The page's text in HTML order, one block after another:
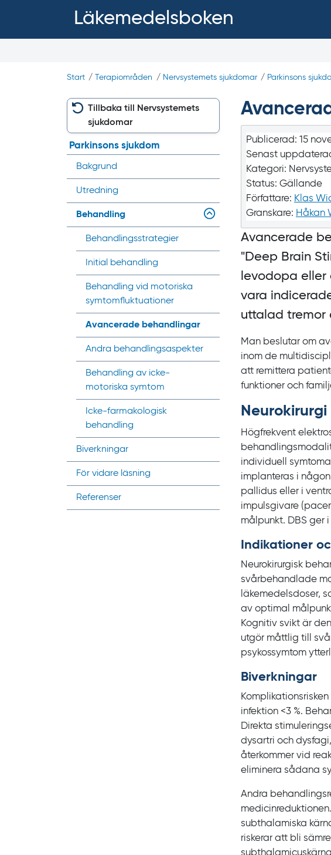
Läkemedelsboken
Start / Terapiområden / Nervsystemets sjukdomar / Parkinsons
Publicerad: 15
Senast
Kategori:
Status: Gällande
Författare: Klas
Granskare: Håkan
Avancerade
"Deep Brain
levodopa
vara
uttalad tremor
Man beslutar om
inom de
att remittera
funktioner och
Neurokirurgi
Högfrekvent
individuell
implanteras i
pallidus eller i
impulsgivare (
målpunkt. DBS ger
Indikationer
Neurokirurgisk
svårbehandlade
läkemedelsdoser,
av optimal
Kognitiv svikt är
utgör måttlig till
psykossymtom
Biverkningar
infektion <3 %.
Direkta
dysartri och
återkommer vid
eliminera sådana
Andra
subthalamiska
riskerar att bli
Tillbaka till Nervsystemets
sjukdomar
Parkinsons sjukdom
Bakgrund
Utredning
Behandling
Behandlings­strategier
Initial behandling
Behandling vid motoriska
symtom­fluktuationer
Avancerade behandlingar
Andra behandlings­aspekter
Behandling av icke-
motoriska symtom
Icke-farmakologisk
behandling
Biverkningar
För vidare läsning
Referenser